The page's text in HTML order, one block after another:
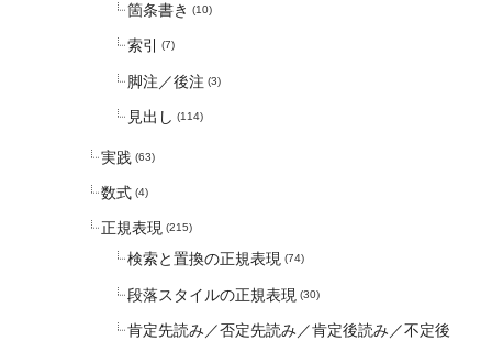
箇条書き (10)
索引 (7)
脚注／後注 (3)
見出し (114)
実践 (63)
数式 (4)
正規表現 (215)
検索と置換の正規表現 (74)
段落スタイルの正規表現 (30)
肯定先読み／否定先読み／肯定後読み／不定後